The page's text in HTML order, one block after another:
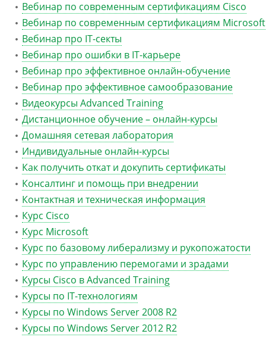
Вебинар по современным сертификациям Cisco
Вебинар по современным сертификациям Microsoft
Вебинар про IT-секты
Вебинар про ошибки в IT-карьере
Вебинар про эффективное онлайн-обучение
Вебинар про эффективное самообразование
Видеокурсы Advanced Training
Дистанционное обучение – онлайн-курсы
Домашняя сетевая лаборатория
Индивидуальные онлайн-курсы
Как получить откат и докупить сертификаты
Консалтинг и помощь при внедрении
Контактная и техническая информация
Курс Cisco
Курс Microsoft
Курс по базовому либерализму и рукопожатости
Курс по управлению перемогами и зрадами
Курсы Cisco в Advanced Training
Курсы по IT-технологиям
Курсы по Windows Server 2008 R2
Курсы по Windows Server 2012 R2